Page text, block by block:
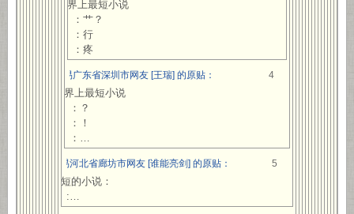
世界上最短小说
：艹？
：行
：疼
网易广东省深圳市网友 [王瑞] 的原贴： 4
世界上最短小说
：？
：！
：…
网易河北省廊坊市网友 [谁能亮剑] 的原贴： 5
最短的小说：
:…